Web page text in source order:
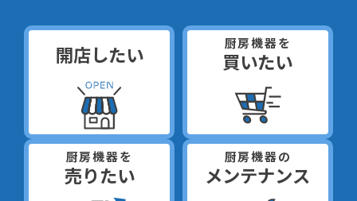
開店したい 厨房機器を
買いたい
厨房機器を
売りたい
厨房機器の
メンテナンス